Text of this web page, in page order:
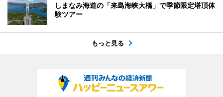
しまなみ海道の「来島海峡大橋」で季節限定塔頂体
験ツアー
もっと見る